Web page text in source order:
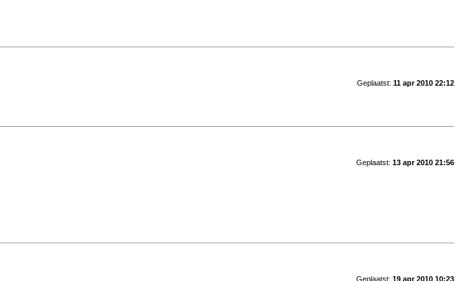
Geplaatst: 11 apr 2010 22:12
Geplaatst: 13 apr 2010 21:56
Geplaatst: 19 apr 2010 10:23